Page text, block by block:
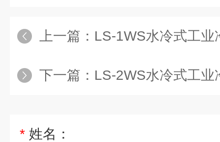
上一篇： LS-1WS水冷式工业冷水机
下一篇： LS-2WS水冷式工业冷水机
* 姓名：